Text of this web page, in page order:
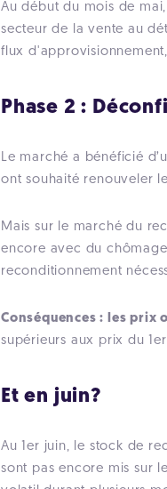
Au début du mois de
secteur de la vente au
flux
Phase 2 :
Le marché a bénéficié
ont souhaité renouveler
Mais sur le marché du
encore avec du
reconditionnement
Conséquences : les
supérieurs aux prix du
Et en juin?
Au 1er juin, le stock de
sont pas encore mis sur